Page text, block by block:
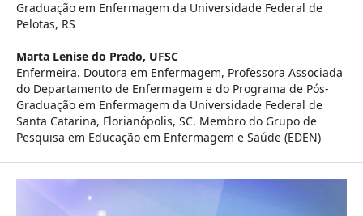
Graduação em Enfermagem da Universidade Federal de
Pelotas, RS
Marta Lenise do Prado, UFSC
Enfermeira. Doutora em Enfermagem, Professora Associada
do Departamento de Enfermagem e do Programa de Pós-
Graduação em Enfermagem da Universidade Federal de
Santa Catarina, Florianópolis, SC. Membro do Grupo de
Pesquisa em Educação em Enfermagem e Saúde (EDEN)